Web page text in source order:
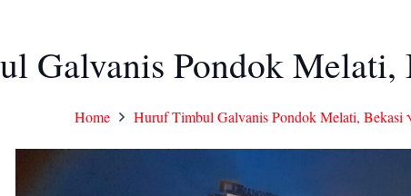
Galvanis Pondok Melati,
Home Huruf Timbul Galvanis Pondok Melati, Bekasi